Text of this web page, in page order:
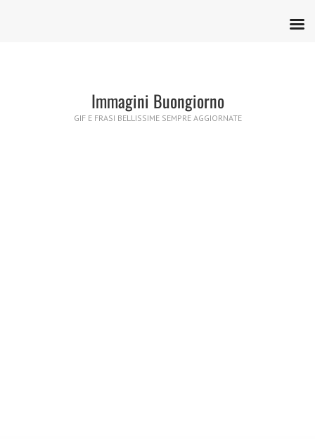
Immagini Buongiorno
GIF E FRASI BELLISSIME SEMPRE AGGIORNATE